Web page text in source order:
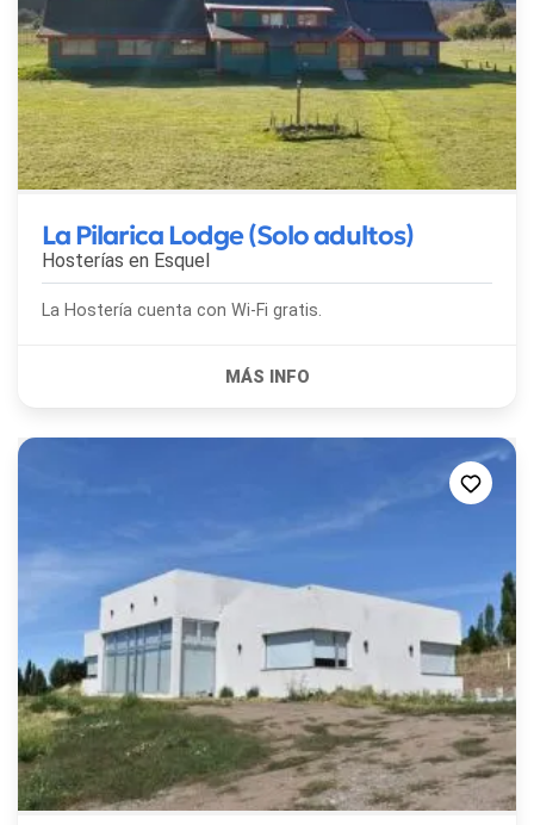
La Pilarica Lodge (Solo adultos)
Hosterías en Esquel
La Hostería cuenta con Wi-Fi gratis.